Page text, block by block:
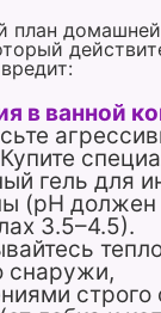
план домашней
в ванной
гель для
(pH
3.5–4.5).
снаружи,
строго